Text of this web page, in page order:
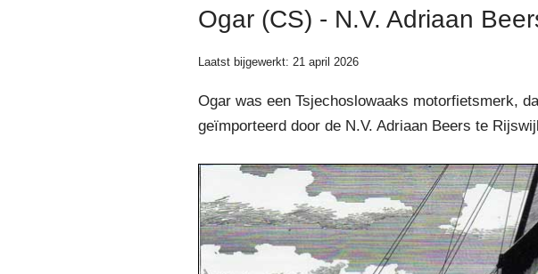
Ogar (CS) - N.V. Adriaan
Laatst bijgewerkt: 21 april 2026
Ogar was een Tsjechoslowaaks motorfietsmerk,
geïmporteerd door de N.V. Adriaan Beers te